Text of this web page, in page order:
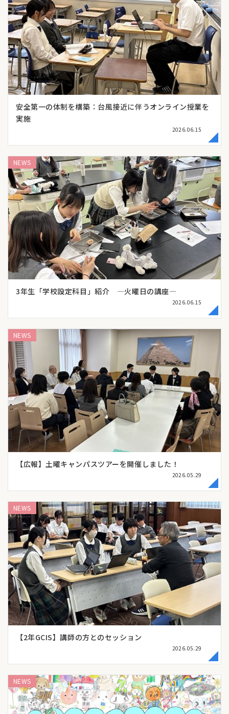
安全第一の体制を構築：台風接近に伴うオンライン授業を
実施
2026.06.15
3年生「学校設定科目」紹介 ―火曜日の講座―
2026.06.15
NEWS
【広報】土曜キャンパスツアーを開催しました！
2026.05.29
NEWS
【2年GCIS】講師の方とのセッション
2026.05.29
NEWS
NEWS